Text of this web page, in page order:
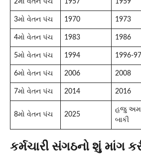
2મો વેતન પંચ 1957 1959
3મો વેતન પંચ 1970 1973
4મો વેતન પંચ 1983 1986
5મો વેતન પંચ 1994 1996-97
6મો વેતન પંચ 2006 2008
7મો વેતન પંચ 2014 2016
8મો વેતન પંચ 2025
હજુ
બાકી
કર્મચારી સંગઠનો શું માંગ